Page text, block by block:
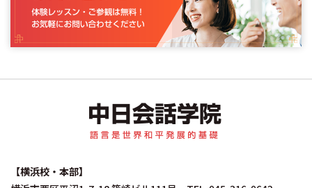
【横浜校・本部】